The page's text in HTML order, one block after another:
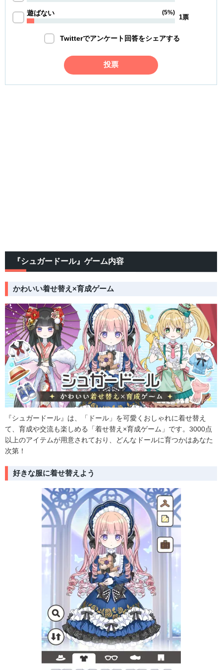
遊ばない (5%)
1票
Twitterでアンケート回答をシェアする
投票
『シュガードール』ゲーム内容
かわいい着せ替え×育成ゲーム
『シュガードール』は、「ドール」を可愛くおしゃれに着せ替え
て、育成や交流も楽しめる「着せ替え×育成ゲーム」です。3000点
以上のアイテムが用意されており、どんなドールに育つかはあなた
次第！
好きな服に着せ替えよう